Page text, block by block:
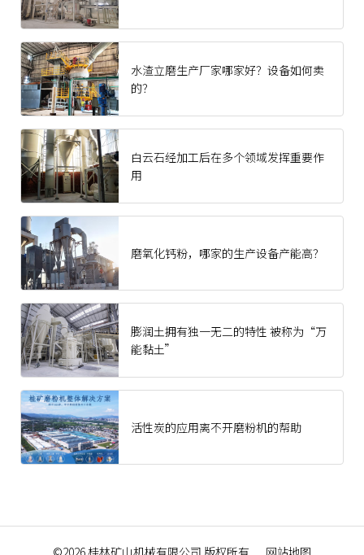
水渣立磨生产厂家哪家好？设备如何卖
的？
‍白云石经加工后在多个领域发挥重要作
用
磨氧化钙粉，哪家的生产设备产能高？
膨润土拥有独一无二的特性 被称为“万
能黏土”
活性炭的应用离不开磨粉机的帮助